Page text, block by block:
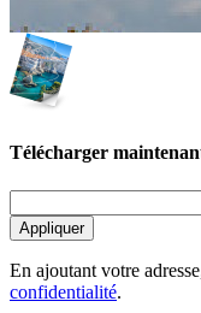
Télécharger
Appliquer
En ajoutant votre
confidentialité.